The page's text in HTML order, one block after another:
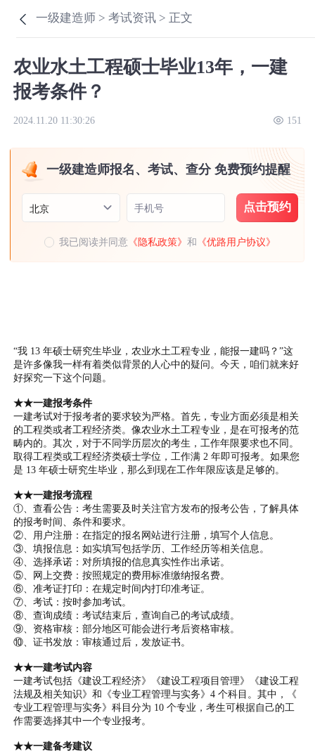
一级建造师 >考试资讯 > 正文
农业水土工程硕士毕业13年，一建
报考条件？
2024.11.20 11:30:26 151
一级建造师报名、考试、查分 免费预约提醒
北京 手机号 点击预约
我已阅读并同意 《隐私政策》和 《优路用户协议》
“我 13 年硕士研究生毕业，农业水土工程专业，能报一建吗？”这
是许多像我一样有着类似背景的人心中的疑问。今天，咱们就来好
好探究一下这个问题。
★★一建报考条件
一建考试对于报考者的要求较为严格。首先，专业方面必须是相关
的工程类或者工程经济类。像农业水土工程专业，是在可报考的范
畴内的。其次，对于不同学历层次的考生，工作年限要求也不同。
取得工程类或工程经济类硕士学位，工作满 2 年即可报考。如果您
是 13 年硕士研究生毕业，那么到现在工作年限应该是足够的。
★★一建报考流程
①、查看公告：考生需要及时关注官方发布的报考公告，了解具体
的报考时间、条件和要求。
②、用户注册：在指定的报名网站进行注册，填写个人信息。
③、填报信息：如实填写包括学历、工作经历等相关信息。
④、选择承诺：对所填报的信息真实性作出承诺。
⑤、网上交费：按照规定的费用标准缴纳报名费。
⑥、准考证打印：在规定时间内打印准考证。
⑦、考试：按时参加考试。
⑧、查询成绩：考试结束后，查询自己的考试成绩。
⑨、资格审核：部分地区可能会进行考后资格审核。
⑩、证书发放：审核通过后，发放证书。
★★一建考试内容
一建考试包括《建设工程经济》《建设工程项目管理》《建设工程
法规及相关知识》和《专业工程管理与实务》4 个科目。其中，《
专业工程管理与实务》科目分为 10 个专业，考生可根据自己的工
作需要选择其中一个专业报考。
★★一建备考建议